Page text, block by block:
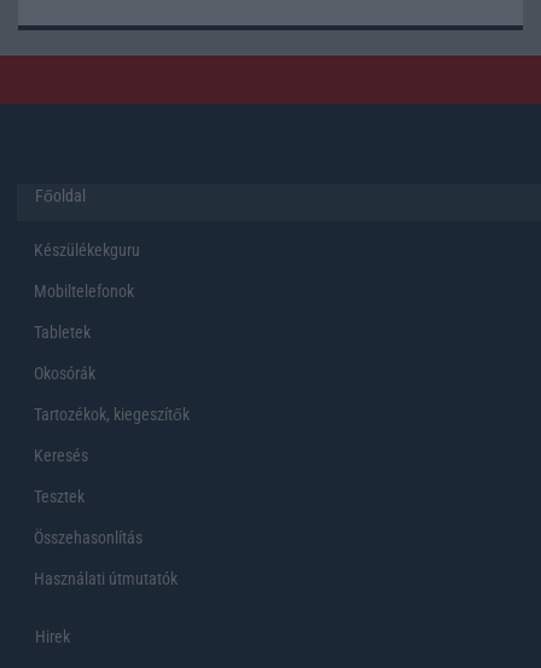
Főoldal
Készülékekguru
Mobiltelefonok
Tabletek
Okosórák
Tartozékok, kiegeszítők
Keresés
Tesztek
Összehasonlítás
Használati útmutatók
Hirek